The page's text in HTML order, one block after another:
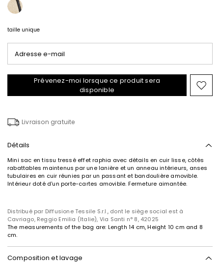
taille unique
Adresse e-mail
Prévenez-moi lorsque ce produit sera
disponible
vers
Livraison gratuite
Détails
Mini sac en tissu tressé effet raphia avec détails en cuir lisse, côtés
rabattables maintenus par une lanière et un anneau intérieurs, anses
tubulaires en cuir réunies par un passant et bandoulière amovible.
Intérieur doté d'un porte-cartes amovible. Fermeture aimantée.
Distribué par Diffusione Tessile S.r.l., dont le siège social est à
Cavriago, Reggio Emilia (Italie), Via Santi n° 8, 42025
The measurements of the bag are: Length 14 cm, Height 10 cm and 8
cm.
Composition et lavage